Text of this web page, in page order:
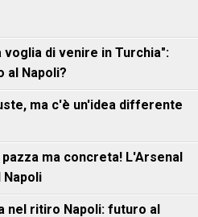
voglia di venire in Turchia":
al Napoli?
ma c'è un'idea differente
ma concreta! L'Arsenal
nel ritiro Napoli: futuro al